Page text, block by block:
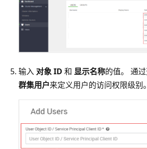
输入 对象 ID 和 显示名称的值。 通
群集用户来定义用户的访问权限级别